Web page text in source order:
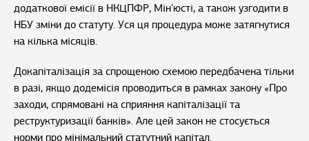
додаткової емісії в НКЦПФР, Мін'юсті, а також узгодити в
НБУ зміни до статуту. Уся ця процедура може затягнутися
на кілька місяців.
Докапіталізація за спрощеною схемою передбачена тільки
в разі, якщо додемісія проводиться в рамках закону «Про
заходи, спрямовані на сприяння капіталізації та
реструктуризації банків». Але цей закон не стосується
норми про мінімальний статутний капітал.